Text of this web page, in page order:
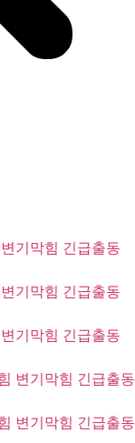
기막힘 긴급출동
기막힘 긴급출동
기막힘 긴급출동
변기막힘 긴급출동
변기막힘 긴급출동